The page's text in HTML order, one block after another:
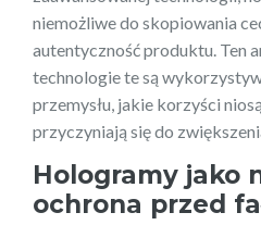
niemożliwe do skopiowania
autentyczność produktu. Ten
technologie te są
przemysłu, jakie korzyści
przyczyniają się do
Hologramy jako
ochrona przed